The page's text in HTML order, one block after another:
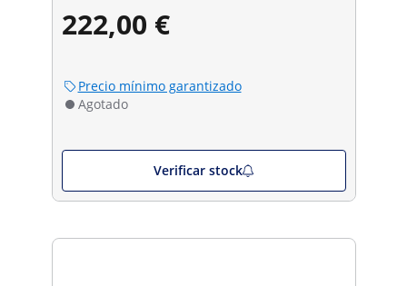
222,00 €
Precio mínimo garantizado
Agotado
Verificar stock